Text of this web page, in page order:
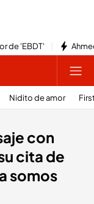
de 'EBDT'
Nidito de amor
con
cita de
somos